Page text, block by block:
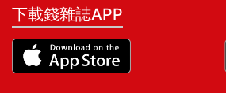
下載錢雜誌APP